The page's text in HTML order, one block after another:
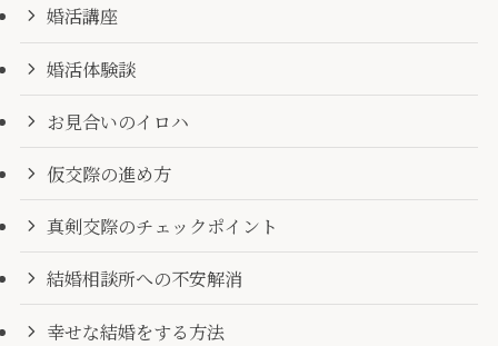
婚活講座
婚活体験談
お見合いのイロハ
仮交際の進め方
真剣交際のチェックポイント
結婚相談所への不安解消
幸せな結婚をする方法